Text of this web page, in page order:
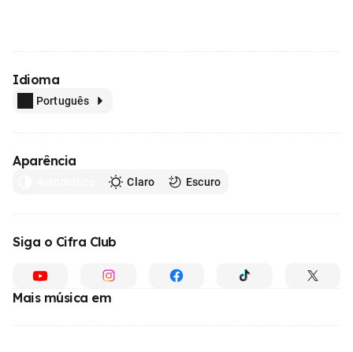
Idioma
Português
Aparência
Claro Escuro
Siga o Cifra Club
Mais música em